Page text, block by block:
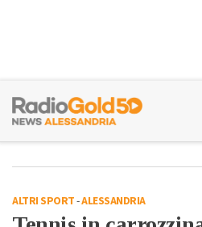
ALTRI SPORT-ALESSANDRIA